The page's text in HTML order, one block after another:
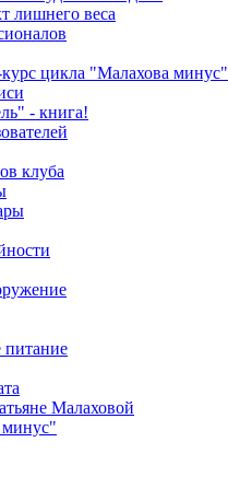
лишнего веса
цикла "Малахова минус"
- книга!
клуба
питание
Малаховой
минус"